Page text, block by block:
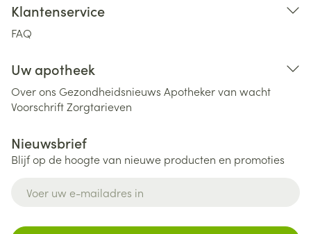
Klantenservice
FAQ
Uw apotheek
Over ons Gezondheidsnieuws Apotheker van wacht
VoorschriftZorgtarieven
Nieuwsbrief
Blijf op de hoogte van nieuwe producten en promoties